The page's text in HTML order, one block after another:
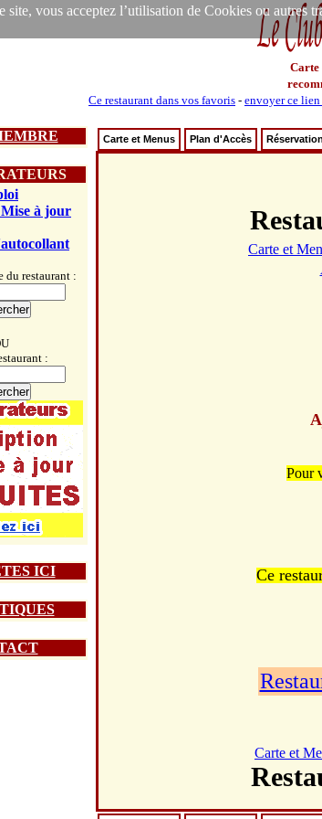
vous acceptez l’utilisation de Cookies ou autres
Carte
Ce restaurant dans vos favoris - envoyer ce
à jour
du restaurant :
:
ICI
Carte et Menus Plan d'Accès Réservation
Carte et
Pour
Ce
Carte et